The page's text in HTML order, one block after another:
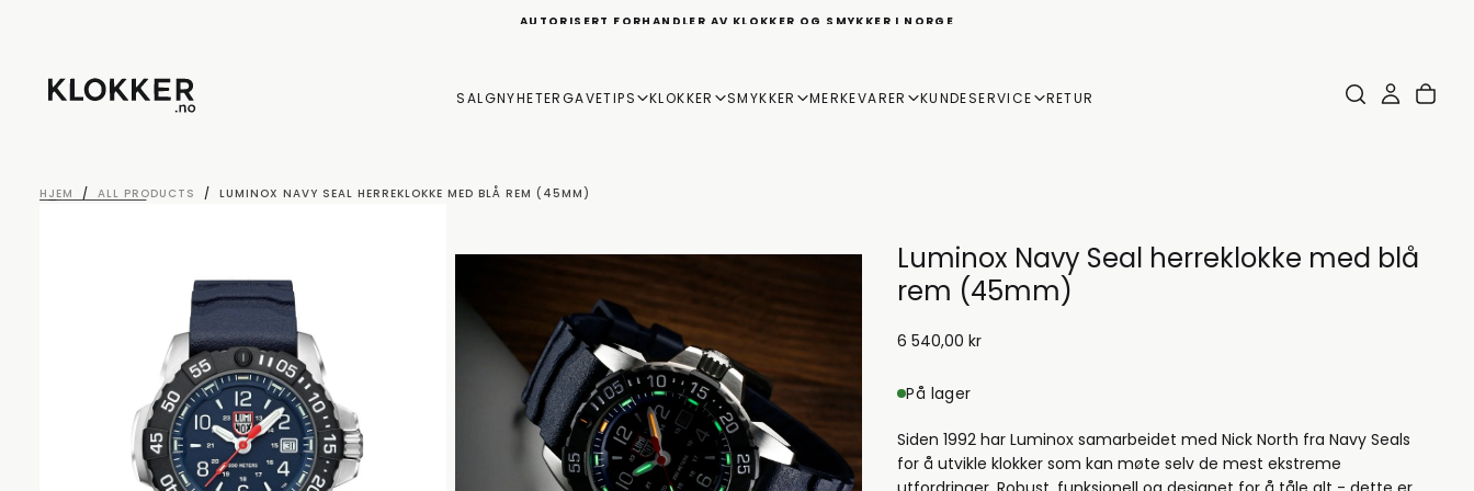
AUTORISERT FORHANDLER AV KLOKKER OG SMYKKER I NORGE
SALGNYHETERGAVETIPS KLOKKER SMYKKER MERKEVARER KUNDESERVICE RETUR
HJEM / ALL PRODUCTS / LUMINOX NAVY SEAL HERREKLOKKE MED BLÅ REM (45MM)
Luminox Navy Seal herreklokke med blå
rem (45mm)
6
kr
Ordinær
6 540,00 kr
På lager
Siden 1992 har Luminox samarbeidet med Nick North fra Navy Seals
for å utvikle klokker som kan møte selv de mest ekstreme